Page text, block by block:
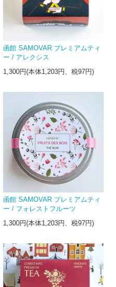
函館 SAMOVAR プレミアムティ
ー / アレクシス
1,300円(本体1,203円、税97円)
函館 SAMOVAR プレミアムティ
ー / フォレストフルーツ
1,300円(本体1,203円、税97円)